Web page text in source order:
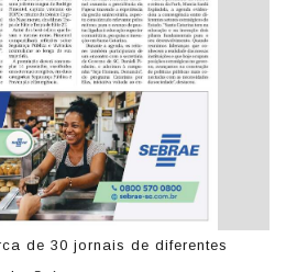
de 30 jornais de diferentes